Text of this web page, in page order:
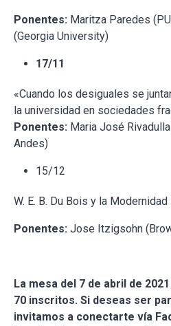
Ponentes: Maritza Paredes
(Georgia University)
17/11
«Cuando los desiguales se
la universidad en sociedades
Ponentes: Maria José
Andes)
15/12
W. E. B. Du Bois y la
Ponentes: Jose Itzigsohn
La mesa del 7 de abril de
70 inscritos. Si deseas ser
invitamos a conectarte vía